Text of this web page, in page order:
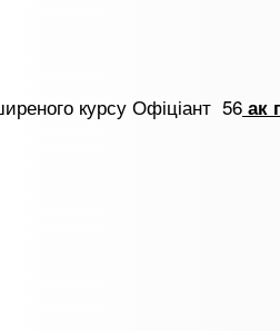
курсу Офіціант 56 ак